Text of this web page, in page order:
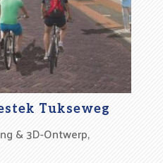
Tukseweg
& 3D-Ontwerp,